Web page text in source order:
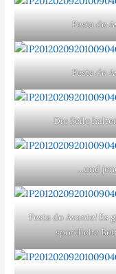
Festa do
Festa do
Die Seile
…und
Festa do Avante! Es
sportliche